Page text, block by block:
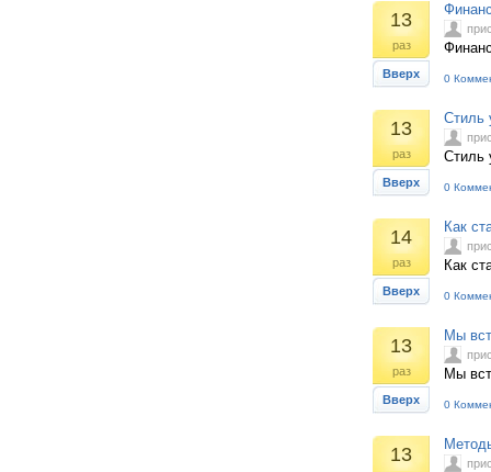
13
раз
Вверх 0
13
раз
Вверх
Стиль
Стиль
0
14
раз
Вверх
Как
Как
0
13
раз
Вверх
Мы
Мы
0
13